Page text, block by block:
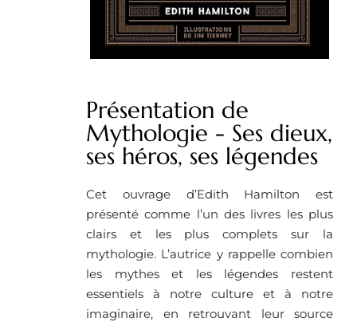
Présentation de
Mythologie - Ses dieux,
ses héros, ses légendes
Cet ouvrage d’Edith Hamilton est
présenté comme l’un des livres les plus
clairs et les plus complets sur la
mythologie. L’autrice y rappelle combien
les mythes et les légendes restent
essentiels à notre culture et à notre
imaginaire, en retrouvant leur source